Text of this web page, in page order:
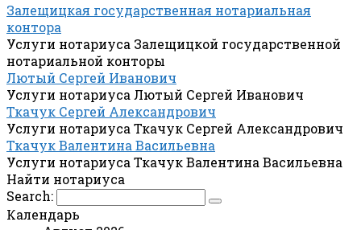
Залещицкая государственная нотариальная
контора
Услуги нотариуса Залещицкой государственной
нотариальной конторы
Лютый Сергей Иванович
Услуги нотариуса Лютый Сергей Иванович
Ткачук Сергей Александрович
Услуги нотариуса Ткачук Сергей Александрович
Ткачук Валентина Васильевна
Услуги нотариуса Ткачук Валентина Васильевна
Найти нотариуса
Search:
Календарь